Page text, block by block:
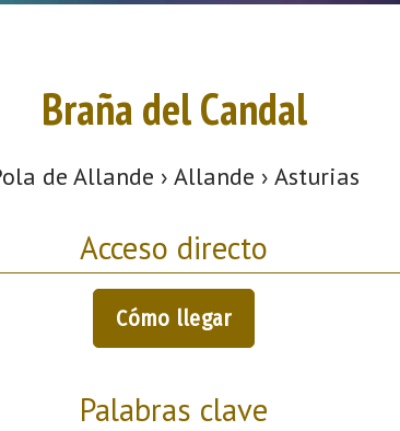
Braña del Candal
de Allande › Allande › Asturias
Acceso directo
Cómo llegar
Palabras clave